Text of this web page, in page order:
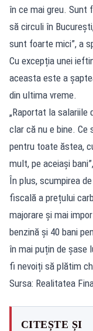
în ce mai greu. Sunt
să circuli în
sunt foarte mici”, a
Cu excepția unei
aceasta este a
din ultima vreme.
„Raportat la salariile
clar că nu e bine.
pentru toate ăstea,
mult, pe aceiași
În plus, scumpirea
fiscală a prețului
majorare și mai
benzină și 40 bani
în mai puțin de șase
fi nevoiți să plătim
Sursa: Realitatea
CITEȘTE ȘI